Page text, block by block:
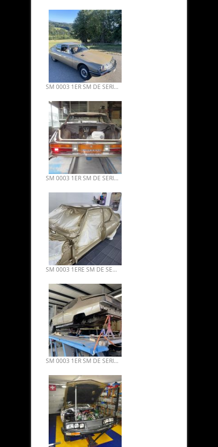
SM 0003 1ER SM DE SERIE VENDUE. PLUS VIELLE DU MONDE 09.
SM 0003 1ER SM DE SERIE VENDUE. PLUS VIELLE DU MONDE 08.
SM 0003 1ERE SM DE SERIE VENDUE. PLUS VIELLE DU MONDE 07.
SM 0003 1ER SM DE SERIE VENDUE. PLUS VIELLE DU MONDE 06.